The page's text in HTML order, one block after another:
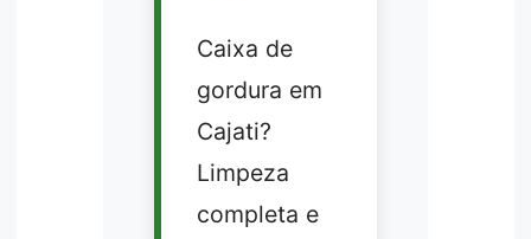
Caixa de
gordura em
Cajati?
Limpeza
completa e